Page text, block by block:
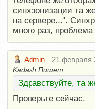
синхронизации та
на сервере...".
много раз,
Admin 21 февраля
Kadash Пишет:
Здравствуйте, та
Проверьте сейчас.